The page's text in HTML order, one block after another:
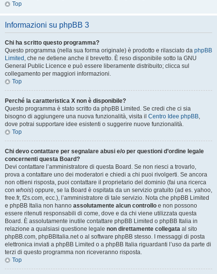
Top
Informazioni su phpBB 3
Chi ha scritto questo programma?
Questo programma (nella sua forma originale) è prodotto e rilasciato da phpBB
Limited , che ne detiene anche il brevetto. È reso disponibile sotto la GNU
General Public Licence e può essere liberamente distribuito; clicca sul
collegamento per maggiori informazioni.
Top
Perché la caratteristica X non è disponibile?
Questo programma è stato scritto da phpBB Limited. Se credi che ci sia
bisogno di aggiungere una nuova funzionalità, visita il Centro Idee phpBB,
dove potrai supportare idee esistenti o suggerire nuove funzionalità.
Top
Chi devo contattare per segnalare abusi e/o per questioni d’ordine legale
concernenti questa Board?
Devi contattare l’amministratore di questa Board. Se non riesci a trovarlo,
prova a contattare uno dei moderatori e chiedi a chi puoi rivolgerti. Se ancora
non ottieni risposta, puoi contattare il proprietario del dominio (fai una ricerca
con whois) oppure, se la Board è ospitata da un servizio gratuito (ad es. yahoo,
free.fr, f2s.com, ecc.), l’amministratore di tale servizio. Nota che phpBB Limited
e phpBB Italia non hanno assolutamente alcun controllo e non possono
essere ritenuti responsabili di come, dove e da chi viene utilizzata questa
Board. È assolutamente inutile contattare phpBB Limited o phpBB Italia in
relazione a qualsiasi questione legale non direttamente collegata al sito
phpBB.com, phpBBItalia.net o al software phpBB stesso. I messaggi di posta
elettronica inviati a phpBB Limited o a phpBB Italia riguardanti l’uso da parte di
terzi di questo programma non riceveranno risposta.
Top